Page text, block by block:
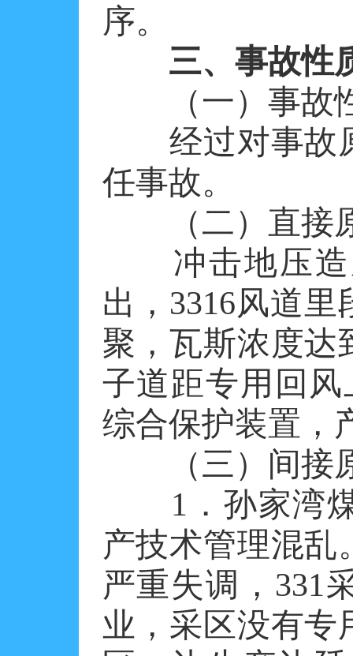
序。
三、事故性
（一）事故
经过对事故原
任事故。
（二）直接
冲击地压造
出，3316风道
聚，瓦斯浓度达
子道距专用回
综合保护装置，
（三）间接
1．孙家湾煤
产技术管理混乱
严重失调，331
业，采区没有专